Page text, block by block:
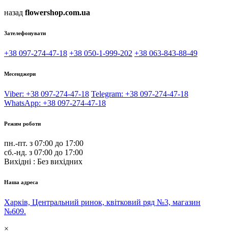
назад flowershop.com.ua
Зателефонувати
+38 097-274-47-18 +38 050-1-999-202 +38 063-843-88-49
Месенджери
Viber: +38 097-274-47-18 Telegram: +38 097-274-47-18
WhatsApp: +38 097-274-47-18
Режим роботи
пн.-пт. з 07:00 до 17:00
сб.-нд. з 07:00 до 17:00
Вихідні : Без вихідних
Наша адреса
Харків, Центральний ринок, квітковий ряд №3, магазин
№609.
×